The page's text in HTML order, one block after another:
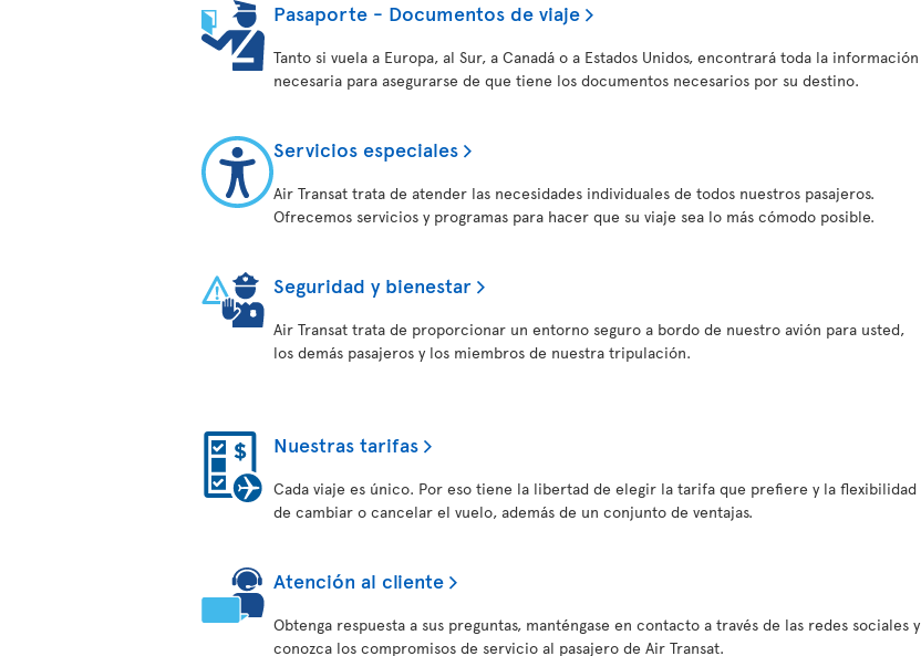
Pasaporte - Documentos de viaje
Tanto si vuela a Europa, al Sur, a Canadá o a Estados Unidos, encontrará toda la información
necesaria para asegurarse de que tiene los documentos necesarios por su destino.
Servicios especiales
Air Transat trata de atender las necesidades individuales de todos nuestros pasajeros.
Ofrecemos servicios y programas para hacer que su viaje sea lo más cómodo posible.
Seguridad y bienestar
Air Transat trata de proporcionar un entorno seguro a bordo de nuestro avión para usted,
los demás pasajeros y los miembros de nuestra tripulación.
Nuestras tarifas
Cada viaje es único. Por eso tiene la libertad de elegir la tarifa que prefiere y la flexibilidad
de cambiar o cancelar el vuelo, además de un conjunto de ventajas.
Atención al cliente
Obtenga respuesta a sus preguntas, manténgase en contacto a través de las redes sociales y
conozca los compromisos de servicio al pasajero de Air Transat.